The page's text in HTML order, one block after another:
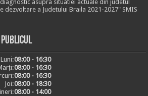
asupra situatiei actuale din judetul
dezvoltare a Judetului Braila 2021-2027" SMIS
publicul
Luni:08:00 - 16:30
08:00 - 16:30
08:00 - 16:30
Joi:08:00 - 18:30
08:00 - 14:00